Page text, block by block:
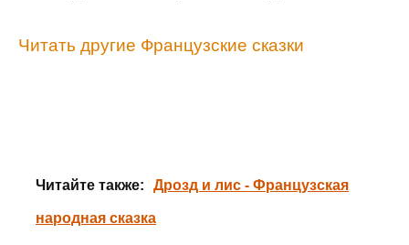
Читать другие Французские сказки
Читайте также: Дрозд и лис - Французская
народная сказка